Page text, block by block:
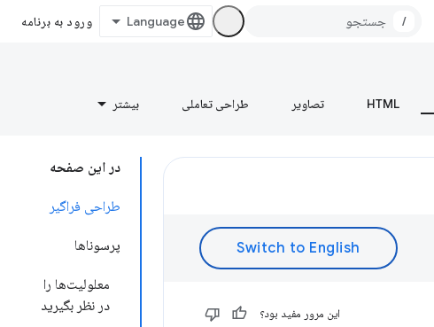
/ ورود به برنامه
HTML تصاویر طراحی تعاملی بیشتر
در این صفحه
طراحی فراگیر
پرسوناها
معلولیت‌ها را
در نظر بگیرید
این مرور مفید بود؟